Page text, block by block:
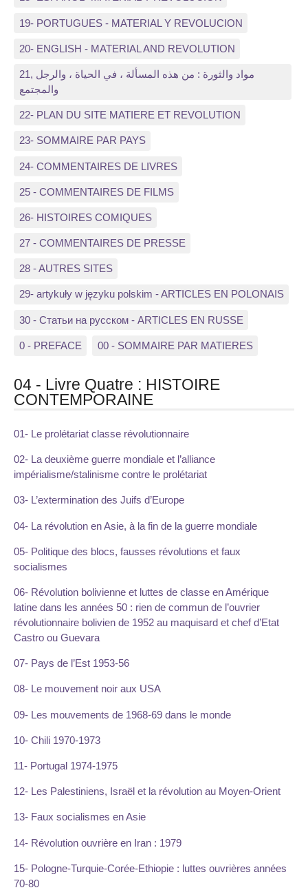
19- PORTUGUES - MATERIAL Y REVOLUCION
20- ENGLISH - MATERIAL AND REVOLUTION
21, مواد والثورة : من هذه المسألة ، في الحياة ، والرجل
والمجتمع
22- PLAN DU SITE MATIERE ET REVOLUTION
23- SOMMAIRE PAR PAYS
24- COMMENTAIRES DE LIVRES
25 - COMMENTAIRES DE FILMS
26- HISTOIRES COMIQUES
27 - COMMENTAIRES DE PRESSE
28 - AUTRES SITES
29- artykuły w języku polskim - ARTICLES EN POLONAIS
30 - Статьи на русском - ARTICLES EN RUSSE
0 - PREFACE 00 - SOMMAIRE PAR MATIERES
04 - Livre Quatre : HISTOIRE
CONTEMPORAINE
01- Le prolétariat classe révolutionnaire
02- La deuxième guerre mondiale et l’alliance
impérialisme/stalinisme contre le prolétariat
03- L’extermination des Juifs d’Europe
04- La révolution en Asie, à la fin de la guerre mondiale
05- Politique des blocs, fausses révolutions et faux
socialismes
06- Révolution bolivienne et luttes de classe en Amérique
latine dans les années 50 : rien de commun de l’ouvrier
révolutionnaire bolivien de 1952 au maquisard et chef d’Etat
Castro ou Guevara
07- Pays de l’Est 1953-56
08- Le mouvement noir aux USA
09- Les mouvements de 1968-69 dans le monde
10- Chili 1970-1973
11- Portugal 1974-1975
12- Les Palestiniens, Israël et la révolution au Moyen-Orient
13- Faux socialismes en Asie
14- Révolution ouvrière en Iran : 1979
15- Pologne-Turquie-Corée-Ethiopie : luttes ouvrières années
70-80